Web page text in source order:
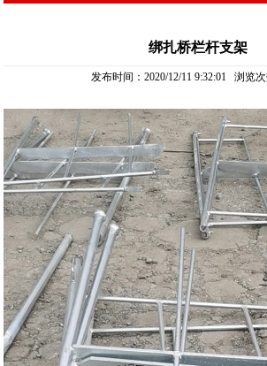
绑扎桥栏杆支架
发布时间：2020/12/11 9:32:01 浏览次